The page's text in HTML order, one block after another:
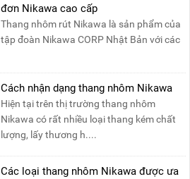
đơn Nikawa cao cấp
Thang nhôm rút Nikawa là sản phẩm của
tập đoàn Nikawa CORP Nhật Bản với các
Cách nhận dạng thang nhôm Nikawa
Hiện tại trên thị trường thang nhôm
Nikawa có rất nhiều loại thang kém chất
lượng, lấy thương h....
Các loại thang nhôm Nikawa được ưa